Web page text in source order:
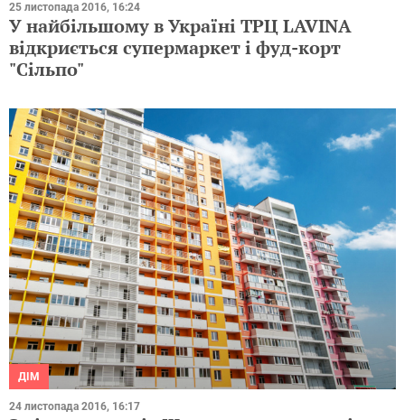
25 листопада 2016, 16:24
У найбільшому в Україні ТРЦ LAVINA
відкриється супермаркет і фуд-корт
"Сільпо"
ДІМ
24 листопада 2016, 16:17